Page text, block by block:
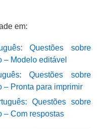
em:
Questões sobre
– Modelo editável
Questões sobre
– Pronta para imprimir
Questões sobre
– Com respostas